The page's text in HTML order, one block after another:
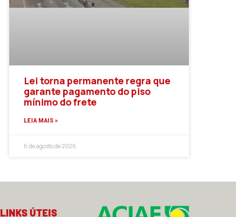
Lei torna permanente regra que
garante pagamento do piso
mínimo do frete
LEIA MAIS »
6 de agosto de 2026
LINKS ÚTEIS